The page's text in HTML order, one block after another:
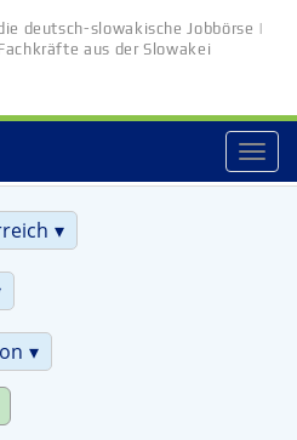
deutsch-slowakische Jobbörse |
aus der Slowakei